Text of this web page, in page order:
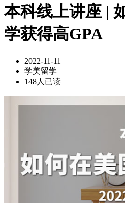
本科线上讲座 |
学获得高GPA
2022-11-11
学美留学
148人已读